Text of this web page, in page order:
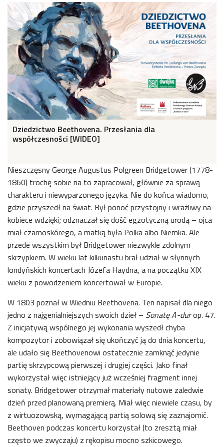
Dziedzictwo Beethovena. Przesłania dla
współczesności [WIDEO]
Nieszczęsny George Augustus Polgreen Bridgetower (1778-
1860) trochę sobie na to zapracował, głównie za sprawą
charakteru i niewyparzonego języka. Nie do końca wiadomo,
gdzie przyszedł na świat. Był ponoć przystojny i wrażliwy na
kobiece wdzięki; odznaczał się dość egzotyczną urodą – ojca
miał czarnoskórego, a matką była Polka albo Niemka. Ale
przede wszystkim był Bridgetower niezwykle zdolnym
skrzypkiem. W wieku lat kilkunastu brał udział w słynnych
londyńskich koncertach Józefa Haydna, a na początku XIX
wieku z powodzeniem koncertował w Europie.
W 1803 poznał w Wiedniu Beethovena. Ten napisał dla niego
jedno z najgenialniejszych swoich dzieł – Sonatę A-durop. 47.
Z inicjatywą wspólnego jej wykonania wyszedł chyba
kompozytor i zobowiązał się ukończyć ją do dnia koncertu,
ale udało się Beethovenowi ostatecznie zamknąć jedynie
partię skrzypcową pierwszej i drugiej części. Jako finał
wykorzystał więc istniejący już wcześniej fragment innej
sonaty. Bridgetower otrzymał materiały nutowe zaledwie
dzień przed planowaną premierą. Miał więc niewiele czasu, by
z wirtuozowską, wymagającą partią solową się zaznajomić.
Beethoven podczas koncertu korzystał (to zresztą miał
często we zwyczaju) z rękopisu mocno szkicowego.